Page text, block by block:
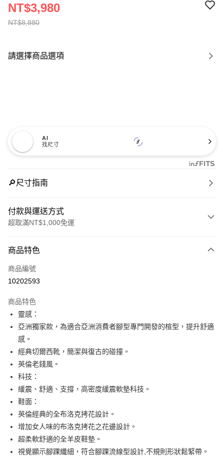
NT$8,880
NT$3,980
請選擇商品選項
AI
找尺寸
🔎尺寸指南
付款與運送方式
超取滿NT$1,000免運
信用卡一次付款
信用卡分期付款
合作金庫商業銀行
華南商業銀行
上海商業儲蓄銀行
台北富邦商業銀行
國泰世華商業銀行
臺灣中小企業銀行
台中商業銀行
匯豐（台灣）商業銀行
聯邦商業銀行
元大商業銀行
玉山商業銀行
星展（台灣）商業銀行
台新國際商業銀行
台灣樂天信用卡公司
LINE Pay
街口支付
AFTEE先享後付
相關說明
AFTEE先享後付是「在收到商品之後才付款」的支付方式。 讓您購物簡單
便利好安心！
１．簡單：不需註冊會員、不需綁卡、不需儲值。
２．便利：只要手機號碼，簡訊認證，即可結帳。
３．安心：先確認商品／服務後，再付款。
１．於結帳方式選擇「AFTEE先享後付」後，將跳轉至「AFTEE先享後付」
結帳頁面，進行簡訊認證並確認金額後，即可完成結帳。
ATM付款
運送方式
付款後全家取貨
每筆NT$80，滿NT$1,000(含以上)免運費
付款後萊爾富取貨
商品特色
商品編號
10202593
商品特色
靈感：
亞洲獨家款，為適合亞洲消費者腳型專門開發的楦型，提升舒適
感。
經典切爾西靴，簡潔與復古的碰撞。
英倫老錢風。
科技：
緩震、舒適、支撐，高密度緩震軟墊科技。
鞋面：
英倫經典的全布洛克拷花設計。
增加女人味的布洛克拷花之花邊設計。
超柔軟舒適的全羊皮鞋墊。
視覺顯示腳踝纖細，符合腳踝流線型設計,不規則形狀鬆緊帶。